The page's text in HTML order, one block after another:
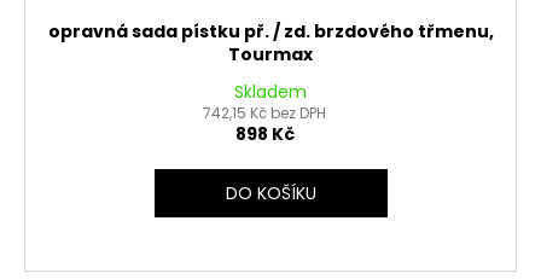
opravná sada pístku př. / zd. brzdového třmenu,
Tourmax
Skladem
742,15 Kč bez DPH
898 Kč
DO KOŠÍKU